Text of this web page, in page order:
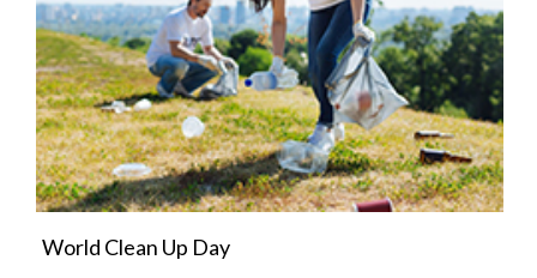
World Clean Up Day